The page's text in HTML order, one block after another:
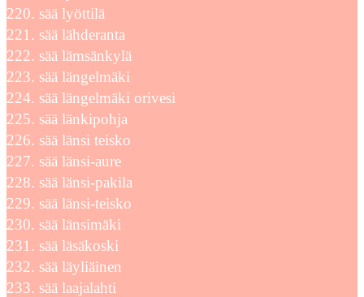
sää lyöttilä
sää lähderanta
sää lämsänkylä
sää längelmäki
sää längelmäki orivesi
sää länkipohja
sää länsi teisko
sää länsi-aure
sää länsi-pakila
sää länsi-teisko
sää länsimäki
sää läsäkoski
sää läyliäinen
sää laajalahti